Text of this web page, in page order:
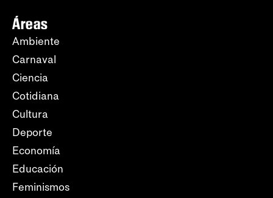
Áreas
Ambiente
Carnaval
Ciencia
Cotidiana
Cultura
Deporte
Economía
Educación
Feminismos